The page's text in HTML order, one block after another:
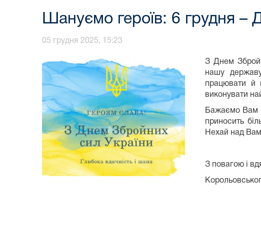
Шануємо героїв: 6 грудня –
05 грудня 2025, 15:23
З Днем
нашу
працювати й
виконувати
Бажаємо Вам
приносить
Нехай над
З повагою і